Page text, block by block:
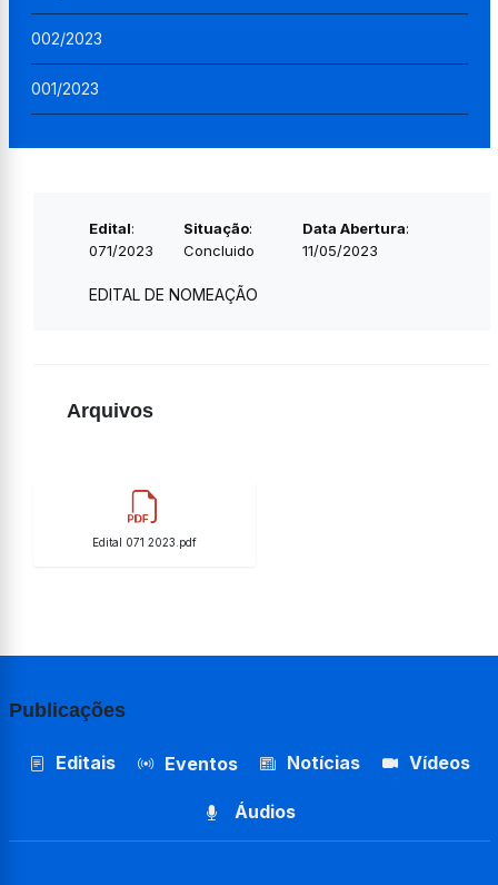
002/2023
001/2023
Edital:
071/2023
Situação:
Concluido
Data Abertura:
11/05/2023
EDITAL DE NOMEAÇÃO
Arquivos
Edital 071 2023.pdf
Publicações
Editais Eventos Notícias Vídeos
Áudios